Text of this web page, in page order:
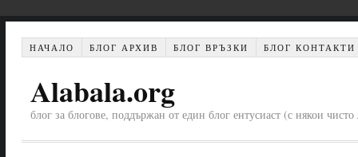
НАЧАЛО БЛОГ АРХИВ БЛОГ ВРЪЗКИ БЛОГ КОНТАКТИ
Alabala.org
блог за блогове, поддържан от един блог ентусиаст (с някои